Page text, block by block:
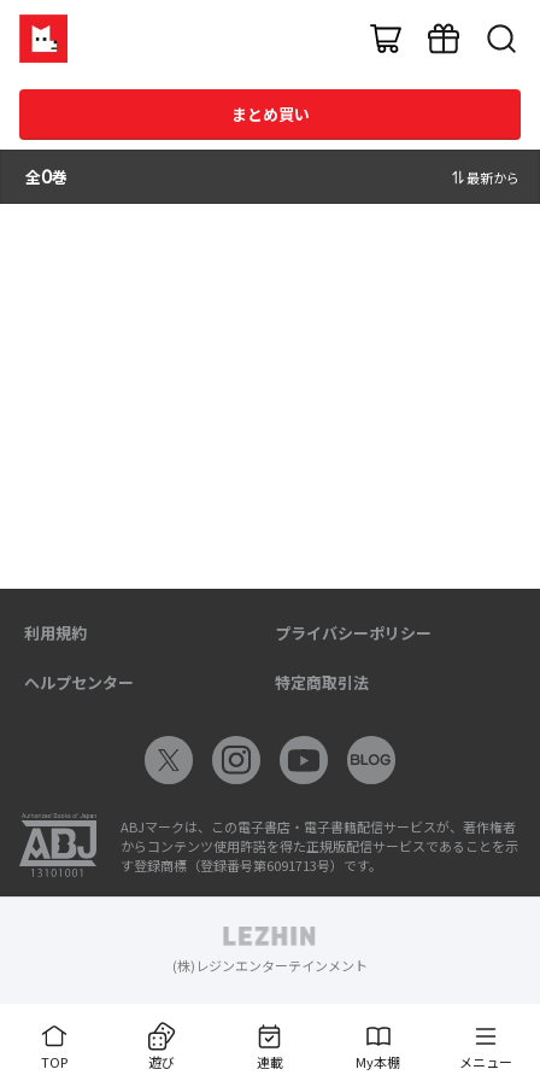
まとめ買い
全0巻 最新から
TOP 遊び 連載 My本棚 メニュー
利用規約 プライバシーポリシー
ヘルプセンター 特定商取引法
ABJマークは、この電子書店・電子書籍配信サービスが、著作権者
からコンテンツ使用許諾を得た正規版配信サービスであることを示
す登録商標（登録番号第6091713号）です。
(株)レジンエンターテインメント